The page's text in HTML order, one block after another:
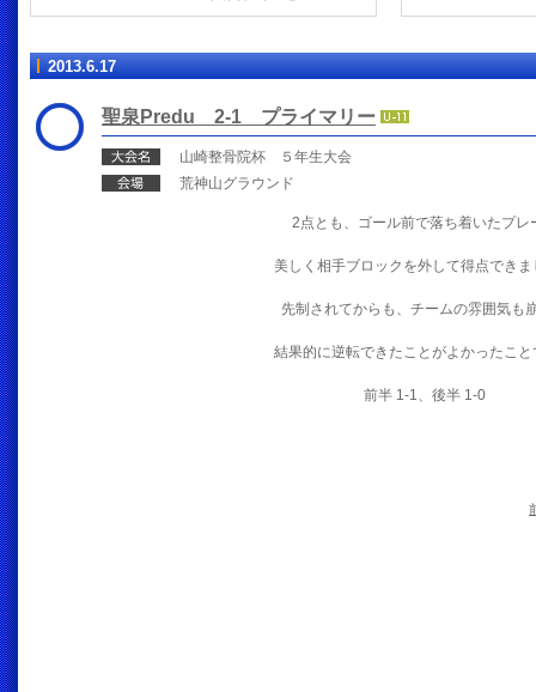
2013.6.17
聖泉Predu 2-1 プライマリー
山崎整骨院杯 ５年生大会
荒神山グラウンド
2点とも、ゴール前で落ち着いたプレ
美しく相手ブロックを外して得点できま
先制されてからも、チームの雰囲気も
結果的に逆転できたことがよかったこと
前半 1-1、後半 1-0